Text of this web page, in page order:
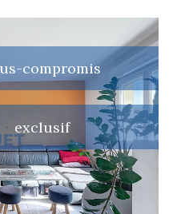
compromis
exclusif
bien